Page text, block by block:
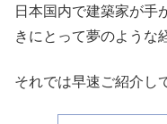
日本国内で建築家が手
きにとって夢のような
それでは早速ご紹介し